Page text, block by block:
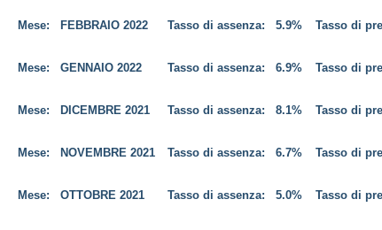
Mese: FEBBRAIO 2022 Tasso di assenza: 5.9% Tasso di
Mese: GENNAIO 2022 Tasso di assenza: 6.9% Tasso di
Mese: DICEMBRE 2021 Tasso di assenza: 8.1% Tasso di
Mese: NOVEMBRE 2021 Tasso di assenza: 6.7% Tasso di
Mese: OTTOBRE 2021 Tasso di assenza: 5.0% Tasso di